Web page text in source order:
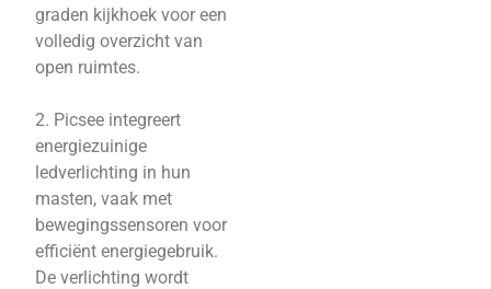
graden kijkhoek voor een
volledig overzicht van
open ruimtes.
2. Picsee integreert
energiezuinige
ledverlichting in hun
masten, vaak met
bewegingssensoren voor
efficiënt energiegebruik.
De verlichting wordt